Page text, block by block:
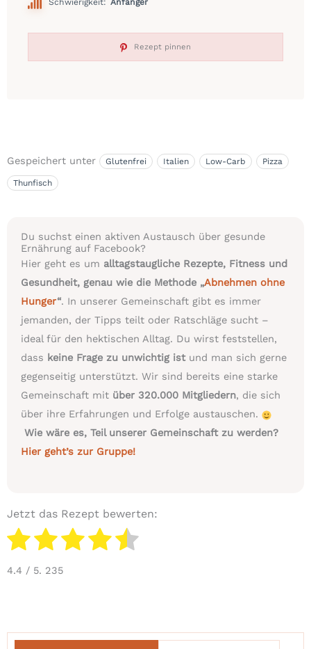
Schwierigkeit: Anfänger
Rezept pinnen
Gespeichert unter Glutenfrei Italien Low-Carb Pizza
Thunfisch
Du suchst einen aktiven Austausch über gesunde
Ernährung auf Facebook?
Hier geht es um alltagstaugliche Rezepte, Fitness und
Gesundheit, genau wie die Methode „Abnehmen ohne
Hunger“. In unserer Gemeinschaft gibt es immer
jemanden, der Tipps teilt oder Ratschläge sucht –
ideal für den hektischen Alltag. Du wirst feststellen,
dass keine Frage zu unwichtig istund man sich gerne
gegenseitig unterstützt. Wir sind bereits eine starke
Gemeinschaft mit über 320.000 Mitgliedern, die sich
über ihre Erfahrungen und Erfolge austauschen.
Wie wäre es, Teil unserer Gemeinschaft zu werden?
Hier geht’s zur Gruppe!
Jetzt das Rezept bewerten:
4.4 / 5. 235